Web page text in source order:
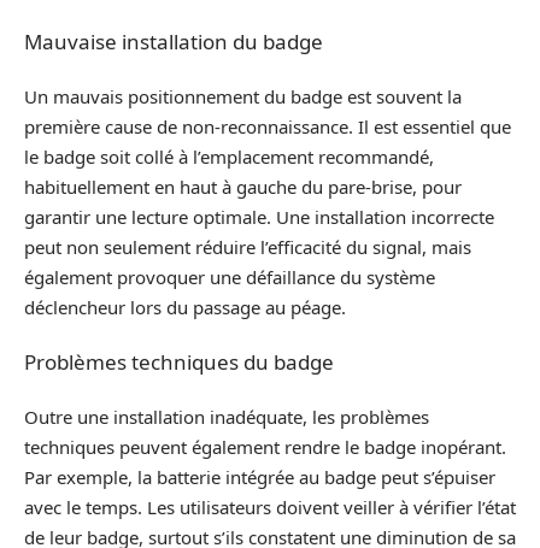
Mauvaise installation du badge
Un mauvais positionnement du badge est souvent la
première cause de non-reconnaissance. Il est essentiel que
le badge soit collé à l’emplacement recommandé,
habituellement en haut à gauche du pare-brise, pour
garantir une lecture optimale. Une installation incorrecte
peut non seulement réduire l’efficacité du signal, mais
également provoquer une défaillance du système
déclencheur lors du passage au péage.
Problèmes techniques du badge
Outre une installation inadéquate, les problèmes
techniques peuvent également rendre le badge inopérant.
Par exemple, la batterie intégrée au badge peut s’épuiser
avec le temps. Les utilisateurs doivent veiller à vérifier l’état
de leur badge, surtout s’ils constatent une diminution de sa